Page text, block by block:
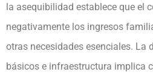
la asequibilidad establece que el
negativamente los ingresos
otras necesidades esenciales. La
básicos e infraestructura implica